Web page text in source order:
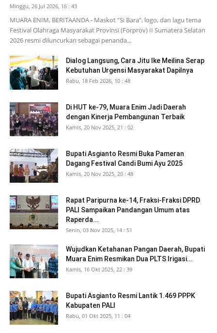
Minggu, 26 Jul 2026, 16 : 43
MUARA ENIM, BERITAANDA - Maskot "Si Bara", logo, dan lagu tema
Festival Olahraga Masyarakat Provinsi (Forprov) II Sumatera Selatan
2026 resmi diluncurkan sebagai penanda...
Dialog Langsung, Cara Jitu Ike Meilina Serap
Kebutuhan Urgensi Masyarakat Dapilnya
Rabu, 18 Feb 2026, 10 : 48
Di HUT ke-79, Muara Enim Jadi Daerah
dengan Kinerja Pembangunan Terbaik
Kamis, 20 Nov 2025, 21 : 02
Bupati Asgianto Resmi Buka Pameran
Dagang Festival Candi Bumi Ayu 2025
Kamis, 20 Nov 2025, 20 : 48
Rapat Paripurna ke-14, Fraksi-Fraksi DPRD
PALI Sampaikan Pandangan Umum atas
Raperda...
Senin, 03 Nov 2025, 14 : 51
Wujudkan Ketahanan Pangan Daerah, Bupati
Muara Enim Resmikan Dua PLTS Irigasi...
Kamis, 16 Okt 2025, 22 : 39
Bupati Asgianto Resmi Lantik 1.469 PPPK
Kabupaten PALI
Rabu, 01 Okt 2025, 11 : 04